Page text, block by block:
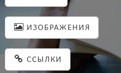
ИЗОБРАЖЕНИЯ
ССЫЛКИ